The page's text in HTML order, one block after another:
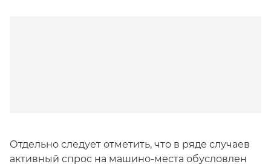
Отдельно следует отметить, что в ряде случаев
активный спрос на машино-места обусловлен